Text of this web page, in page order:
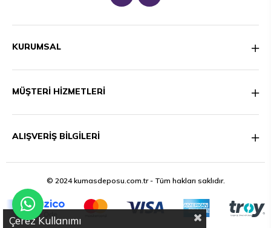
KURUMSAL
MÜŞTERİ HİZMETLERİ
ALIŞVERİŞ BİLGİLERİ
© 2024 kumasdeposu.com.tr - Tüm hakları saklıdır.
Çerez Kullanımı